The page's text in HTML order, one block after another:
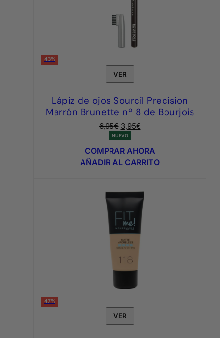
43%
VER
Lápiz de ojos Sourcil Precision
Marrón Brunette nº 8 de Bourjois
6,95€ El
precio
original
era:
6,95€.
3,95€El
actual
es:
3,95€.
NUEVO
COMPRAR AHORA
AÑADIR AL CARRITO
47%
VER